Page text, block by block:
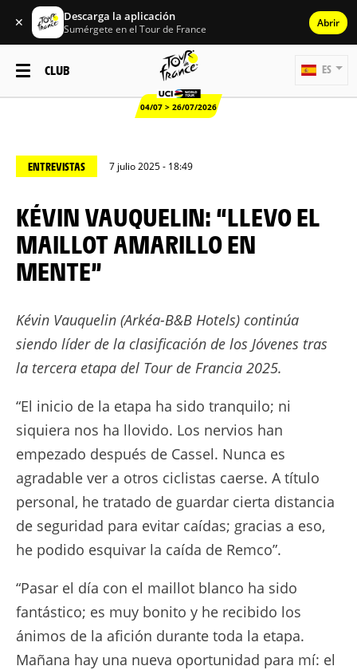
✕ Descarga la aplicación
Sumérgete en el Tour de France Abrir
CLUB
04/07 > 26/07/2026
ES
ENTREVISTAS 7 julio 2025 - 18:49
KÉVIN VAUQUELIN: “LLEVO EL
MAILLOT AMARILLO EN
MENTE”
Kévin Vauquelin (Arkéa-B&B Hotels) continúa
siendo líder de la clasificación de los Jóvenes tras
la tercera etapa del Tour de Francia 2025.
“El inicio de la etapa ha sido tranquilo; ni
siquiera nos ha llovido. Los nervios han
empezado después de Cassel. Nunca es
agradable ver a otros ciclistas caerse. A título
personal, he tratado de guardar cierta distancia
de seguridad para evitar caídas; gracias a eso,
he podido esquivar la caída de Remco”.
“Pasar el día con el maillot blanco ha sido
fantástico; es muy bonito y he recibido los
ánimos de la afición durante toda la etapa.
Mañana hay una nueva oportunidad para mí: el